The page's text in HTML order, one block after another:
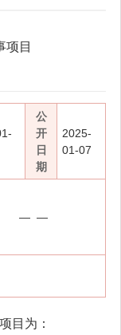
项目
公
开
日
期
2025-
01-07
— —
目为：